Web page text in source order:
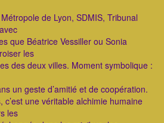
de Lyon, SDMIS, Tribunal
que Béatrice Vessiller ou Sonia
les
des deux villes. Moment symbolique :
un geste d’amitié et de coopération.
une véritable alchimie humaine
les